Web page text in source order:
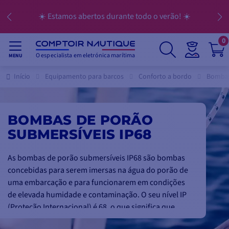
☀️ Estamos abertos durante todo o verão! ☀️
MENU O especialista em eletrónica marítima
0
Início Equipamento para barcos Conforto a bordo
BOMBAS DE PORÃO
SUBMERSÍVEIS IP68
As bombas de porão submersíveis IP68 são bombas
concebidas para serem imersas na água do porão de
uma embarcação e para funcionarem em condições
de elevada humidade e contaminação. O seu nível IP
(Proteção Internacional) é 68, o que significa que
foram concebidas para serem protegidas contra a